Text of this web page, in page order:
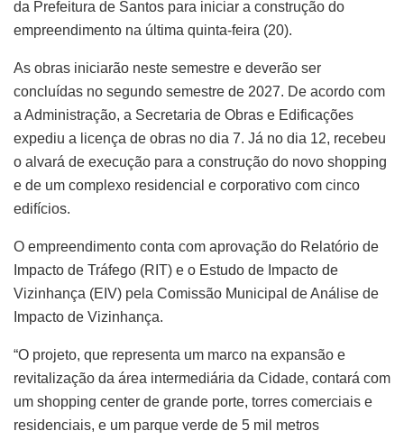
da Prefeitura de Santos para iniciar a construção do
empreendimento na última quinta-feira (20).
As obras iniciarão neste semestre e deverão ser
concluídas no segundo semestre de 2027. De acordo com
a Administração, a Secretaria de Obras e Edificações
expediu a licença de obras no dia 7. Já no dia 12, recebeu
o alvará de execução para a construção do novo shopping
e de um complexo residencial e corporativo com cinco
edifícios.
O empreendimento conta com aprovação do Relatório de
Impacto de Tráfego (RIT) e o Estudo de Impacto de
Vizinhança (EIV) pela Comissão Municipal de Análise de
Impacto de Vizinhança.
“O projeto, que representa um marco na expansão e
revitalização da área intermediária da Cidade, contará com
um shopping center de grande porte, torres comerciais e
residenciais, e um parque verde de 5 mil metros